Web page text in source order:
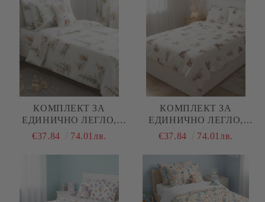
КОМПЛЕКТ ЗА
ЕДИНИЧНО ЛЕГЛО,
ЗАЙЧЕТА В ГОРАТА,
ПАМУК (ПОПЛИН), 3
€37.84 74.01лв.
КОМПЛЕКТ ЗА
ЕДИНИЧНО ЛЕГЛО,
СЪРНИЧКИ, 100%
(ПОПЛИН), 3 ЧАСТИ
€37.84 74.01лв.